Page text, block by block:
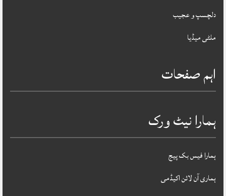
دلچسپ و عجیب
ملٹی میڈیا
اہم صفحات
ہمارا نیٹ ورک
ہمارا فیس بک پیج
ہماری آن لائن اکیڈمی